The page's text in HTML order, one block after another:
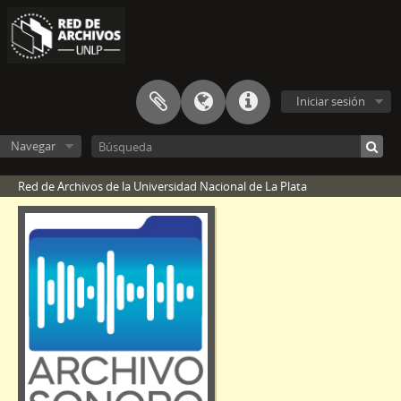
Iniciar sesión
Navegar
Red de Archivos de la Universidad Nacional de La Plata
[Fondo] F-LR11 - Fondo de Radio Universidad de La Plata
[Sección] S2 - Entrevistas